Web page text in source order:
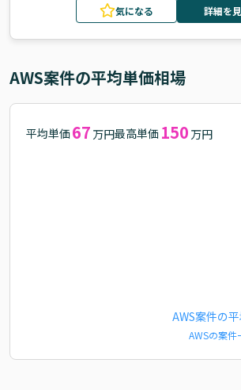
気になる 詳細を
AWS案件の平均単価相場
平均単価 67 万円最高単価 150 万円
AWS案件の
AWSの案件